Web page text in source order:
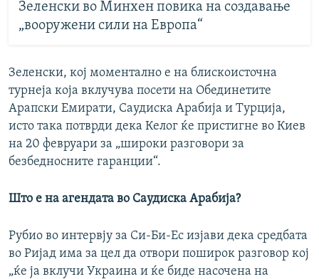
Зеленски во Минхен повика на создавање
„вооружени сили на Европа“
Зеленски, кој моментално е на блискоисточна
турнеја која вклучува посети на Обединетите
Арапски Емирати, Саудиска Арабија и Турција,
исто така потврди дека Келог ќе пристигне во Киев
на 20 февруари за „широки разговори за
безбедносните гаранции“.
Што е на агендата во Саудиска Арабија?
Рубио во интервју за Си-Би-Ес изјави дека средбата
во Ријад има за цел да отвори поширок разговор кој
„ќе ја вклучи Украина и ќе биде насочена на